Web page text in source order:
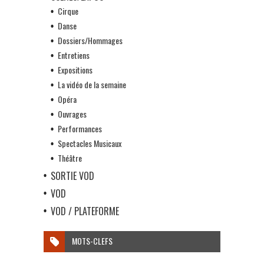
Cirque
Danse
Dossiers/Hommages
Entretiens
Expositions
La vidéo de la semaine
Opéra
Ouvrages
Performances
Spectacles Musicaux
Théâtre
SORTIE VOD
VOD
VOD / PLATEFORME
MOTS-CLEFS